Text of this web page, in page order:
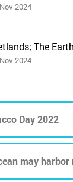
2024
The
2024
Day 2022
may harbor